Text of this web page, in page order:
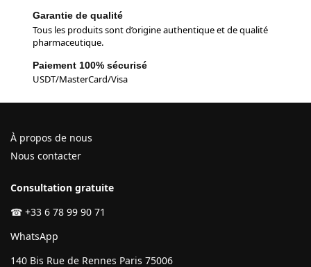
Garantie de qualité
Tous les produits sont d’origine authentique et de qualité
pharmaceutique.
Paiement 100% sécurisé
USDT/MasterCard/Visa
À propos de nous
Nous contacter
Consultation gratuite
☎ +33 6 78 99 90 71
WhatsApp
140 Bis Rue de Rennes Paris 75006